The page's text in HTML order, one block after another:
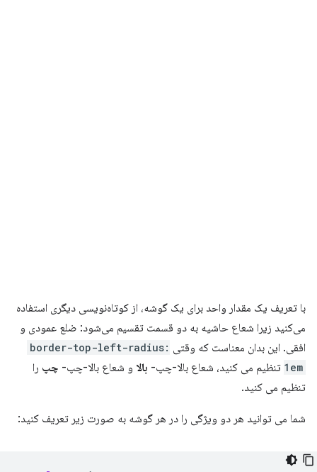
با تعریف یک مقدار واحد برای یک گوشه، از کوتاه‌نویسی دیگری استفاده
می‌کنید زیرا شعاع حاشیه به دو قسمت تقسیم می‌شود: ضلع عمودی و
افقی. این بدان معناست که وقتی border-top-left-radius:
1em تنظیم می کنید، شعاع بالا-چپ- بالا و شعاع بالا-چپ- چپ را
تنظیم می کنید.
شما می توانید هر دو ویژگی را در هر گوشه به صورت زیر تعریف کنید: